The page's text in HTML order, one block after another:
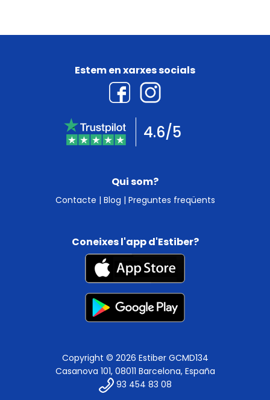
Qui som?
Contacte | Blog | Preguntes freqüents
Estem en xarxes socials
4.6/5
Coneixes l'app d'Estiber?
Copyright © 2026 Estiber GCMD134
Casanova 101, 08011 Barcelona, España
93 454 83 08